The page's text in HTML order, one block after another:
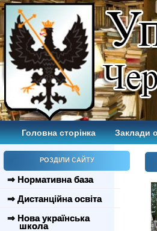
Головна сторінка Заклади
РОЗДІЛИ САЙТУ
⇒ Нормативна база
⇒ Дистанційна освіта
⇒ Нова українська
школа